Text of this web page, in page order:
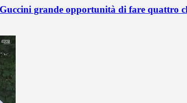
grande opportunità di fare quattro